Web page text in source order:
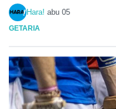
Hara! abu 05
GETARIA